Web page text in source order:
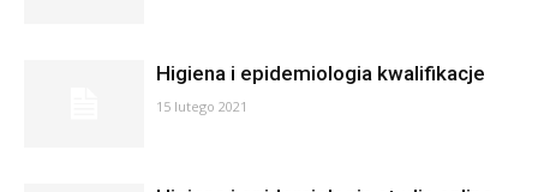
Higiena i epidemiologia kwalifikacje
15 lutego 2021